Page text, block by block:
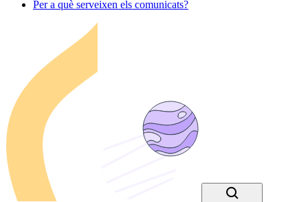
Per a què serveixen els comunicats?